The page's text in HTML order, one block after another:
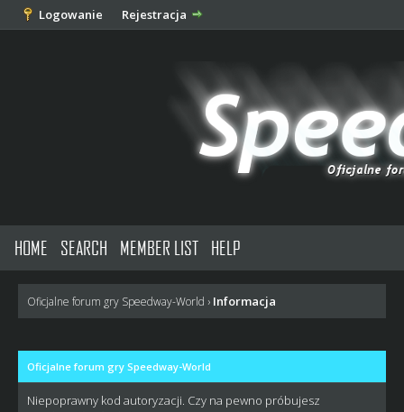
Logowanie Rejestracja
HOME SEARCH MEMBER LIST HELP
Oficjalne forum gry Speedway-World › Informacja
Oficjalne forum gry Speedway-World
Niepoprawny kod autoryzacji. Czy na pewno próbujesz